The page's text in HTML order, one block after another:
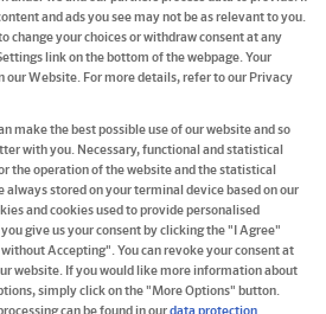
Audio-
Russisch
auf der Reise
and ads you see may not be as relevant to you.
change your choices or withdraw consent at any
link on the bottom of the webpage. Your
our Website. For more details, refer to our Privacy
make the best possible use of our website and so
with you. Necessary, functional and statistical
the operation of the website and the statistical
always stored on your terminal device based on our
and cookies used to provide personalised
give us your consent by clicking the "I Agree"
Accepting". You can revoke your consent at
website. If you would like more information about
simply click on the "More Options" button.
can be found in ourdata protection